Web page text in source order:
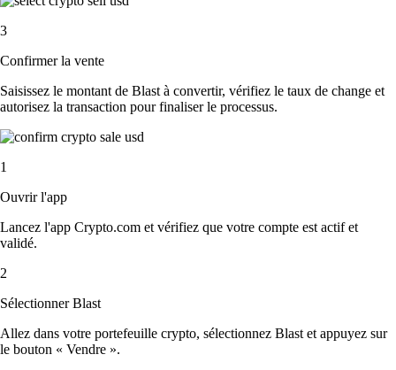
3
Confirmer la vente
Saisissez le montant de Blast à convertir, vérifiez le taux de change et
autorisez la transaction pour finaliser le processus.
1
Ouvrir l'app
Lancez l'app Crypto.com et vérifiez que votre compte est actif et
validé.
2
Sélectionner Blast
Allez dans votre portefeuille crypto, sélectionnez Blast et appuyez sur
le bouton « Vendre ».